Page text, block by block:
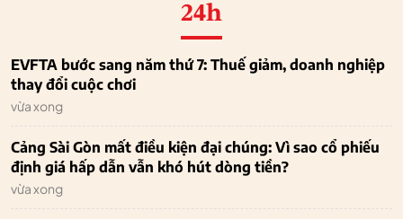
24h
EVFTA bước sang năm thứ 7: Thuế giảm, doanh nghiệp
thay đổi cuộc chơi
vừa xong
Cảng Sài Gòn mất điều kiện đại chúng: Vì sao cổ phiếu
định giá hấp dẫn vẫn khó hút dòng tiền?
vừa xong